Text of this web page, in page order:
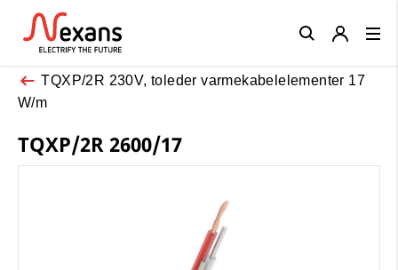
TQXP/2R 230V, toleder varmekabelelementer 17
W/m
TQXP/2R 2600/17
Close